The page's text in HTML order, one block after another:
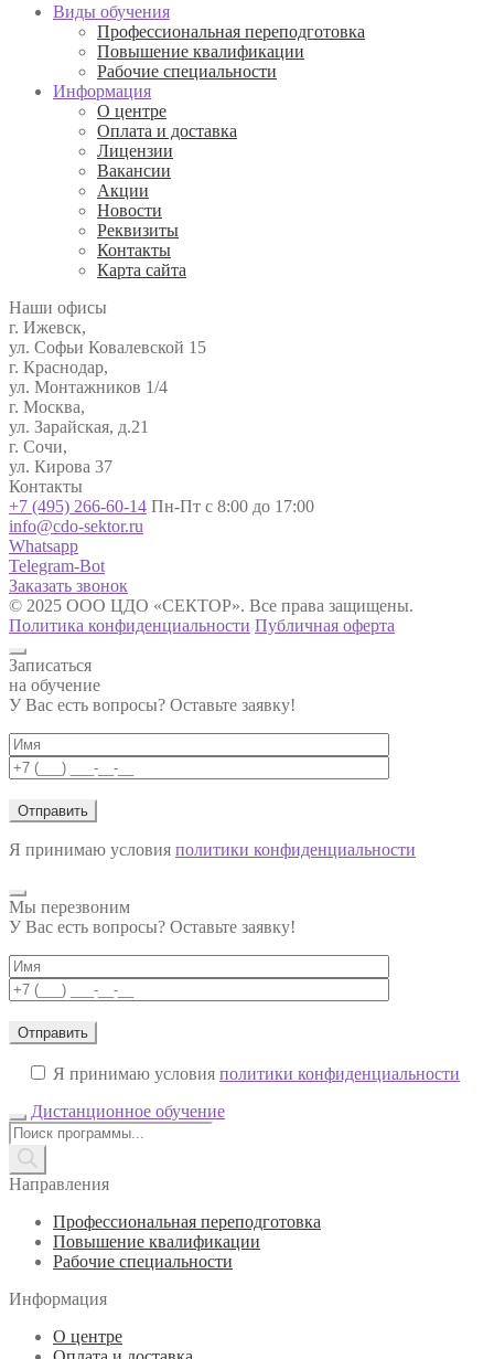
Виды обучения
Профессиональная переподготовка
Повышение квалификации
Рабочие специальности
Информация
О центре
Оплата и доставка
Лицензии
Вакансии
Акции
Новости
Реквизиты
Контакты
Карта сайта
Наши офисы
г. Ижевск,
ул. Софьи Ковалевской 15
г. Краснодар,
ул. Монтажников 1/4
г. Москва,
ул. Зарайская, д.21
г. Сочи,
ул. Кирова 37
Контакты
+7 (495) 266-60-14 Пн-Пт с 8:00 до 17:00
info@cdo-sektor.ru
Whatsapp
Telegram-Bot
Заказать звонок
© 2025 ООО ЦДО «СЕКТОР». Все права защищены.
Политика конфиденциальности Публичная оферта
Записаться
на обучение
У Вас есть вопросы? Оставьте заявку!
Я принимаю условия политики конфиденциальности
Мы перезвоним
У Вас есть вопросы? Оставьте заявку!
Я принимаю условия политики конфиденциальности
Дистанционное обучение
Поиск
товаров
Направления
Профессиональная переподготовка
Повышение квалификации
Рабочие специальности
Информация
О центре